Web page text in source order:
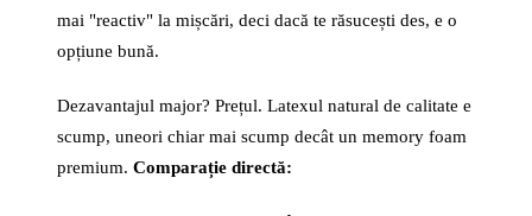
mai "reactiv" la mișcări, deci dacă te răsucești des, e o
opțiune bună.
Dezavantajul major? Prețul. Latexul natural de calitate e
scump, uneori chiar mai scump decât un memory foam
premium. Comparație directă: